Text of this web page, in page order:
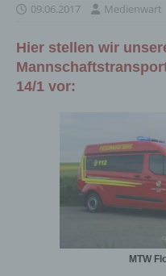
09.06.2017 Medienwart
Hier stellen wir
14/1 vor:
MTW